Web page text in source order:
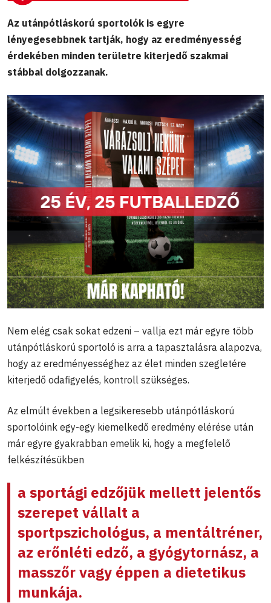
Az utánpótláskorú sportolók is egyre
lényegesebbnek tartják, hogy az eredményesség
érdekében minden területre kiterjedő szakmai
stábbal dolgozzanak.
Nem elég csak sokat edzeni – vallja ezt már egyre több
utánpótláskorú sportoló is arra a tapasztalásra alapozva,
hogy az eredményességhez az élet minden szegletére
kiterjedő odafigyelés, kontroll szükséges.
Az elmúlt években a legsikeresebb utánpótláskorú
sportolóink egy-egy kiemelkedő eredmény elérése után
már egyre gyakrabban emelik ki, hogy a megfelelő
felkészítésükben
a sportági edzőjük mellett jelentős
szerepet vállalt a
sportpszichológus, a mentáltréner,
az erőnléti edző, a gyógytornász, a
masszőr vagy éppen a dietetikus
munkája.